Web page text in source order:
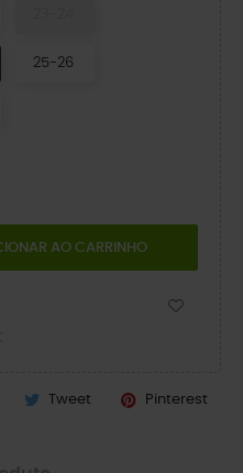
25-26
AO CARRINHO
Tweet Pinterest